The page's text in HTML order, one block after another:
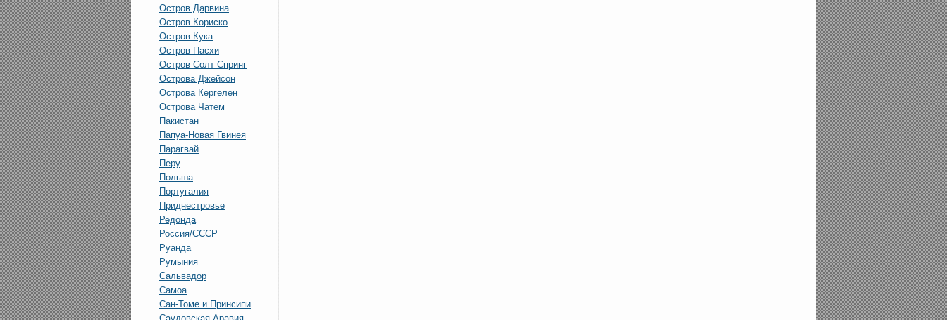
Остров Дарвина
Остров Кориско
Остров Кука
Остров Пасхи
Остров Солт Спринг
Острова Джейсон
Острова Кергелен
Острова Чатем
Пакистан
Папуа-Новая Гвинея
Парагвай
Перу
Польша
Португалия
Приднестровье
Редонда
Россия/СССР
Руанда
Румыния
Сальвадор
Самоа
Сан-Томе и Принсипи